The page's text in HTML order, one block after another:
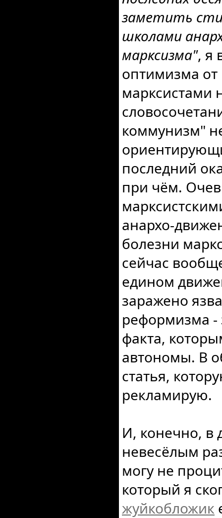
заметить
школами
марксизма", я
оптимизма
марксистами
коммунизм"
последний
при чём.
анархо-
болезни
сейчас
едином
заражено
реформизма -
факта,
автономы. В
статья,
рекламирую.
И, конечно, в
невесёлым
могу не
который я
жуйкобложик